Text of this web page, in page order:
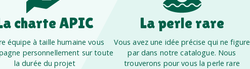
charte APIC
équipe à taille humaine vous
personnellement sur toute
la durée du projet
La perle rare
Vous avez une idée précise qui ne figure
par dans notre catalogue. Nous
trouverons pour vous la perle rare